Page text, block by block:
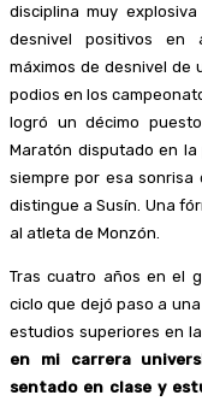
disciplina muy
desnivel positivos en
máximos de desnivel de
podios en los
logró un décimo
Maratón disputado en la
siempre por esa sonrisa
distingue a Susín. Una
al atleta de Monzón.
Tras cuatro años en el
ciclo que dejó paso a
estudios superiores en
en mi carrera
sentado en clase y